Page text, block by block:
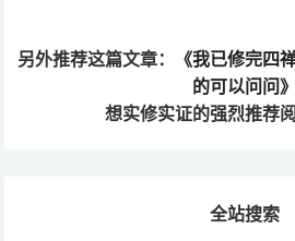
另外推荐这篇文章：
《我已修完四
的可以问问》
想实修实证的强烈推荐
全站搜索